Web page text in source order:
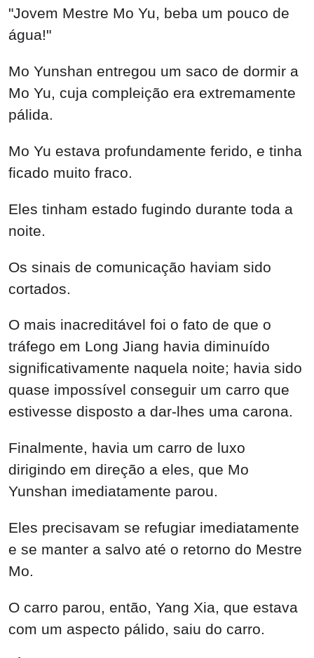
"Jovem Mestre Mo Yu, beba um pouco de
água!"
Mo Yunshan entregou um saco de dormir a
Mo Yu, cuja compleição era extremamente
pálida.
Mo Yu estava profundamente ferido, e tinha
ficado muito fraco.
Eles tinham estado fugindo durante toda a
noite.
Os sinais de comunicação haviam sido
cortados.
O mais inacreditável foi o fato de que o
tráfego em Long Jiang havia diminuído
significativamente naquela noite; havia sido
quase impossível conseguir um carro que
estivesse disposto a dar-lhes uma carona.
Finalmente, havia um carro de luxo
dirigindo em direção a eles, que Mo
Yunshan imediatamente parou.
Eles precisavam se refugiar imediatamente
e se manter a salvo até o retorno do Mestre
Mo.
O carro parou, então, Yang Xia, que estava
com um aspecto pálido, saiu do carro.